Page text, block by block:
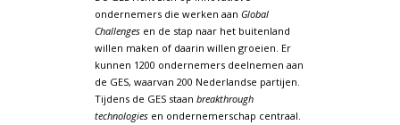
ondernemers die werken aan Global
Challengesen de stap naar het buitenland
willen maken of daarin willen groeien. Er
kunnen 1200 ondernemers deelnemen aan
de GES, waarvan 200 Nederlandse partijen.
Tijdens de GES staan breakthrough
technologiesen ondernemerschap centraal.